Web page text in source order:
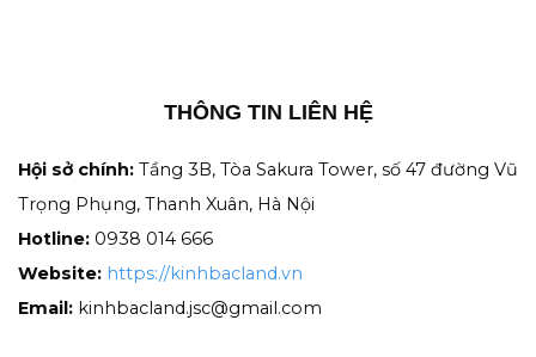
Nhất
Hà
Booyoung
THÔNG TIN LIÊN HỆ
Hội sở chính: Tầng 3B, Tòa Sakura Tower, số 47 đường Vũ
Trọng Phụng, Thanh Xuân, Hà Nội
Hotline: 0938 014 666
Website: https://kinhbacland.vn
Email: kinhbacland.jsc@gmail.com